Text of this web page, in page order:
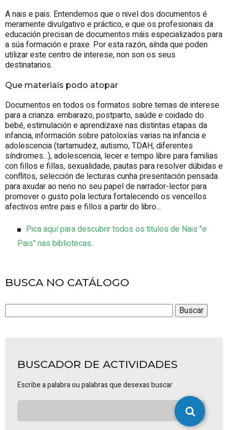
A nais e pais. Entendemos que o nivel dos documentos é
meramente divulgativo e práctico, e que os profesionais da
educación precisan de documentos máis especializados para
a súa formación e praxe. Por esta razón, aínda que poden
utilizar este centro de interese, non son os seus
destinatarios.
Que materiais podo atopar
Documentos en todos os formatos sobre temas de interese
para a crianza: embarazo, postparto, saúde e coidado do
bebé, estimulación e aprendizaxe nas distintas etapas da
infancia, información sobre patoloxías varias na infancia e
adolescencia (tartamudez, autismo, TDAH, diferentes
síndromes...), adolescencia, lecer e tempo libre para familias
con fillos e fillas, sexualidade, pautas para resolver dúbidas e
conflitos, selección de lecturas cunha presentación pensada
para axudar ao neno no seu papel de narrador-lector para
promover o gusto pola lectura fortalecendo os vencellos
afectivos entre pais e fillos a partir do libro...
Pica aquí para descubrir todos os titulos de Nais "e
Pais" nas bibliotecas.
BUSCA NO CATÁLOGO
BUSCADOR DE ACTIVIDADES
Escribe a palabra ou palabras que desexas buscar